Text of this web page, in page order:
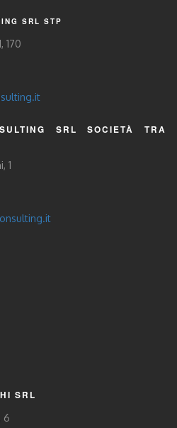
SRL STP
170
SRL SOCIETÀ TRA
1
SRL
6